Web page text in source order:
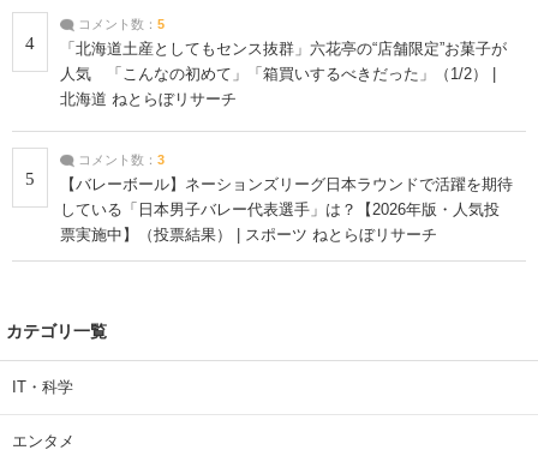
4
コメント数： 5
「北海道土産としてもセンス抜群」六花亭の“店舗限定”お菓子が
人気 「こんなの初めて」「箱買いするべきだった」（1/2） |
北海道 ねとらぼリサーチ
5
コメント数： 3
【バレーボール】ネーションズリーグ日本ラウンドで活躍を期待
している「日本男子バレー代表選手」は？【2026年版・人気投
票実施中】（投票結果） | スポーツ ねとらぼリサーチ
カテゴリ一覧
IT・科学
エンタメ